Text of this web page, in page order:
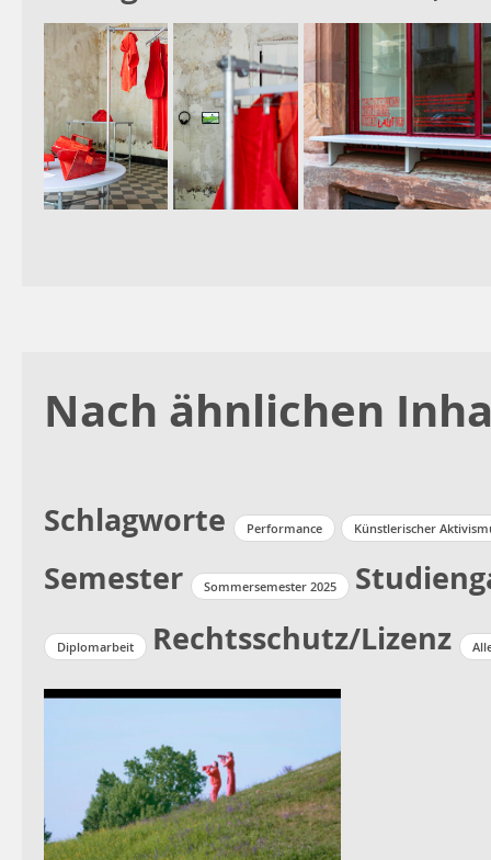
Nach ähnlichen
Schlagworte Performance Künstlerischer
Semester Sommersemester 2025
Diplomarbeit Rechtsschutz/Lizenz